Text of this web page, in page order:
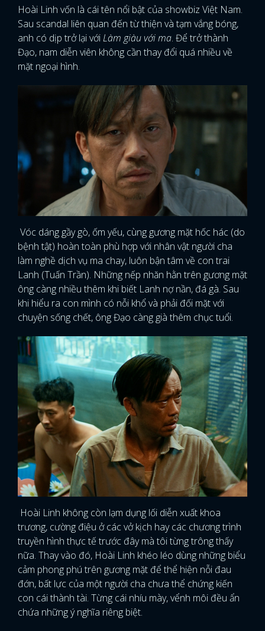
Hoài Linh vốn là cái tên nổi bật của showbiz Việt Nam.
Sau scandal liên quan đến từ thiện và tạm vắng bóng,
anh có dịp trở lại vớiLàm giàu với ma. Để trở thành
Đạo, nam diễn viên không cần thay đổi quá nhiều về
mặt ngoại hình.
Vóc dáng gầy gò, ốm yếu, cùng gương mặt hốc hác (do
bệnh tật) hoàn toàn phù hợp với nhân vật người cha
làm nghề dịch vụ ma chay, luôn bận tâm về con trai
Lanh (Tuấn Trần). Những nếp nhăn hằn trên gương mặt
ông càng nhiều thêm khi biết Lanh nợ nần, đá gà. Sau
khi hiểu ra con mình có nỗi khổ và phải đối mặt với
chuyện sống chết, ông Đạo càng già thêm chục tuổi.
Hoài Linh không còn lạm dụng lối diễn xuất khoa
trương, cường điệu ở các vở kịch hay các chương trình
truyền hình thực tế trước đây mà tôi từng trông thấy
nữa. Thay vào đó, Hoài Linh khéo léo dùng những biểu
cảm phong phú trên gương mặt để thể hiện nỗi đau
đớn, bất lực của một người cha chưa thể chứng kiến
con cái thành tài. Từng cái nhíu mày, vểnh môi đều ẩn
chứa những ý nghĩa riêng biệt.